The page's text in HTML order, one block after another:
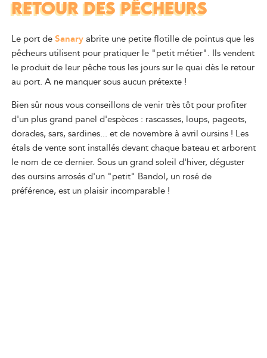
RETOUR DES PÊCHEURS
Le port deSanaryabrite une petite flotille de pointus que les
pêcheurs utilisent pour pratiquer le "petit métier". Ils vendent
le produit de leur pêche tous les jours sur le quai dès le retour
au port. A ne manquer sous aucun prétexte !
Bien sûr nous vous conseillons de venir très tôt pour profiter
d'un plus grand panel d'espèces : rascasses, loups, pageots,
dorades, sars, sardines... et de novembre à avril oursins ! Les
étals de vente sont installés devant chaque bateau et arborent
le nom de ce dernier. Sous un grand soleil d'hiver, déguster
des oursins arrosés d'un "petit" Bandol, un rosé de
préférence, est un plaisir incomparable !